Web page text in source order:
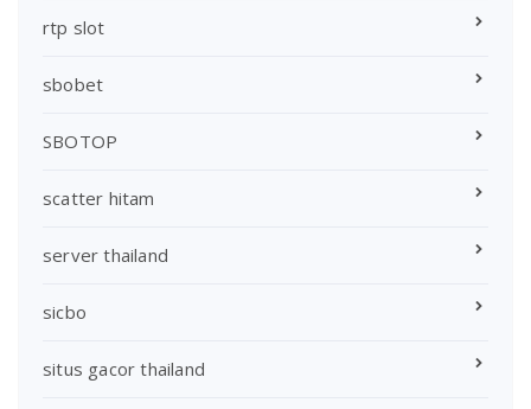
rtp slot
sbobet
SBOTOP
scatter hitam
server thailand
sicbo
situs gacor thailand